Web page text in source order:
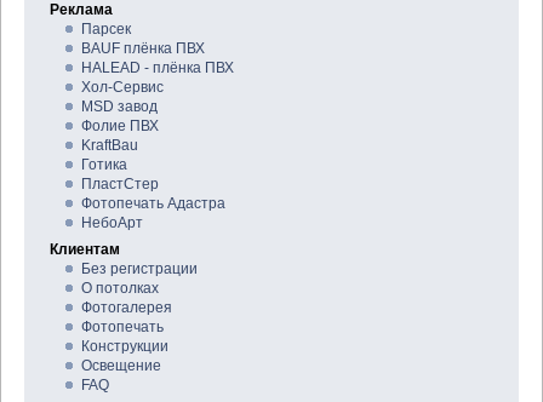
Реклама
Парсек
BAUF плёнка ПВХ
HALEAD - плёнка ПВХ
Хол-Сервис
MSD завод
Фолие ПВХ
KraftBau
Готика
ПластСтер
Фотопечать Адастра
НебоАрт
Клиентам
Без регистрации
О потолках
Фотогалерея
Фотопечать
Конструкции
Освещение
FAQ